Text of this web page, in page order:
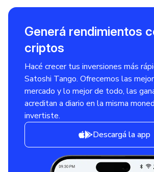
Generá rendimientos
criptos
Hacé crecer tus inversiones más
Satoshi Tango. Ofrecemos las
mercado y lo mejor de todo, las
acreditan a diario en la misma
invertiste.
Descargá la app